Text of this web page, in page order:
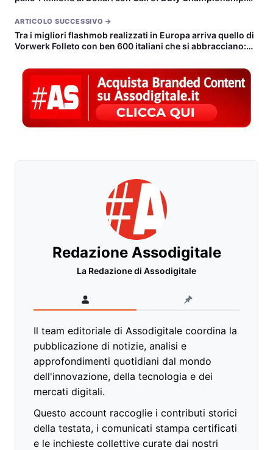
ARTICOLO SUCCESSIVO →
Tra i migliori flashmob realizzati in Europa arriva quello di
Vorwerk Folleto con ben 600 italiani che si abbracciano:
Redazione Assodigitale
La Redazione di Assodigitale
Il team editoriale di Assodigitale coordina la
pubblicazione di notizie, analisi e
approfondimenti quotidiani dal mondo
dell'innovazione, della tecnologia e dei
mercati digitali.
Questo account raccoglie i contributi storici
della testata, i comunicati stampa certificati
e le inchieste collettive curate dai nostri